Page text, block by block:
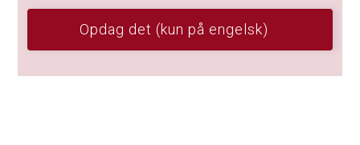
Opdag det (kun på engelsk)